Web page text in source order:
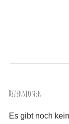
Rezensionen
Es gibt noch